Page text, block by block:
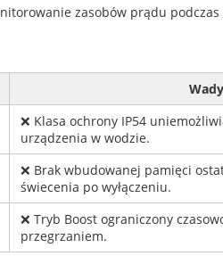
zasobów prądu podczas
Wady
❌ Klasa ochrony IP54
urządzenia w wodzie.
❌ Brak wbudowanej pamięci
świecenia po wyłączeniu.
❌ Tryb Boost ograniczony
przegrzaniem.